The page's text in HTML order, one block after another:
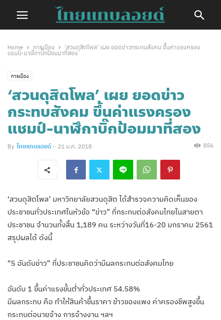
Home การเมือง
‘สวนดุสิตโพล’ เผย ยอดข่าวกระทบสังคม ขึ้นค่าแรงครอง
แชมป์-นาฬึกาบิ๊กป้อมมาที่สอง
การเมือง
‘สวนดุสิตโพล’ เผย ยอดข่าว
กระทบสังคม ขึ้นค่าแรงครอง
แชมป์-นาฬึกาบิ๊กป้อมมาที่สอง
By ไทยแทบลอยด์ - 21 ม.ค. 2018 856
‘สวนดุสิตโพล’ มหาวิทยาลัยสวนดุสิต ได้สำรวจความคิดเห็นของ
ประชาชนทั่วประเทศในหัวข้อ “ข่าว” ที่กระทบต่อสังคมไทยในสายตา
ประชาชน จำนวนทั้งสิ้น 1,189 คน ระหว่างวันที่16-20 มกราคม 2561
สรุปผลได้ ดังนี้
“5 อันดับข่าว” ที่ประชาชนคิดว่ามีผลกระทบต่อสังคมไทย
อันดับ 1 ขึ้นค่าแรงขั้นต่ำทั่วประเทศ 54.58%
มีผลกระทบ คือ ทำให้สินค้าขึ้นราคา ข้าวของแพง ค่าครองชีพสูงขึ้น
กระทบต่อนายจ้าง การจ้างงาน ฯลฯ